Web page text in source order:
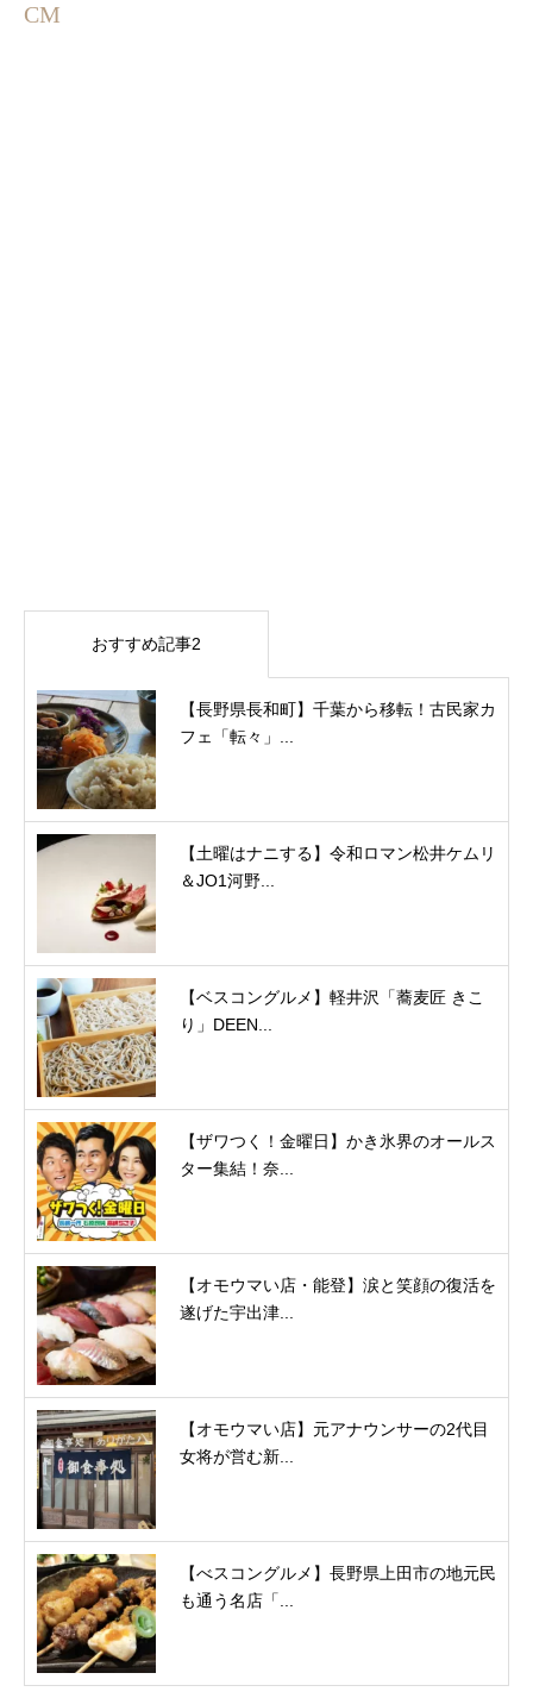
CM
おすすめ記事2
【長野県長和町】千葉から移転！古民家カ
フェ「転々」...
【土曜はナニする】令和ロマン松井ケムリ
＆JO1河野...
【ベスコングルメ】軽井沢「蕎麦匠 きこ
り」DEEN...
【ザワつく！金曜日】かき氷界のオールス
ター集結！奈...
【オモウマい店・能登】涙と笑顔の復活を
遂げた宇出津...
【オモウマい店】元アナウンサーの2代目
女将が営む新...
【べスコングルメ】長野県上田市の地元民
も通う名店「...